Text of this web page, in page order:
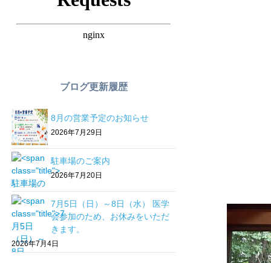
ブログ更新履歴
8月の営業予定のお知らせ
2026年7月29日
駐車場のご案内
2026年7月20日
7月5日（日）～8日（水） 医学
会参加のため、お休みをいただ
きます。
2026年7月4日